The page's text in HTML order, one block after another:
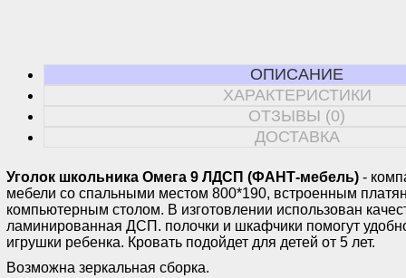
ОПИСАНИЕ
ХАРАКТЕРИСТИКИ
ОТЗЫВЫ (0)
ДОСТАВКА
Уголок школьника Омега 9 ЛДСП (ФАНТ-мебель) -
мебели со спальными местом 800*190, встроенным
компьютерным столом. В изготовлении использован
ламинированная ДСП. полочки и шкафчики помогут
игрушки ребенка. Кровать подойдет для детей от 5 лет.
Возможна зеркальная сборка.